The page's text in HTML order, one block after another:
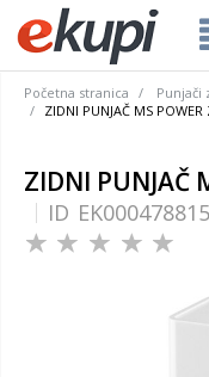
Početna stranica
Punjači
ZIDNI PUNJAČ MS POWER
ZIDNI PUNJAČ
ID EK000478815